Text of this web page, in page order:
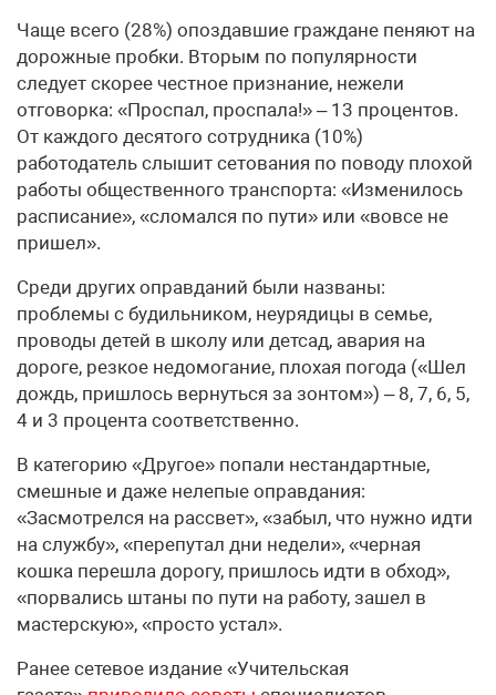
Чаще всего (28%) опоздавшие граждане пеняют на
дорожные пробки. Вторым по популярности
следует скорее честное признание, нежели
отговорка: «Проспал, проспала!» – 13 процентов.
От каждого десятого сотрудника (10%)
работодатель слышит сетования по поводу плохой
работы общественного транспорта: «Изменилось
расписание», «сломался по пути» или «вовсе не
пришел».
Среди других оправданий были названы:
проблемы с будильником, неурядицы в семье,
проводы детей в школу или детсад, авария на
дороге, резкое недомогание, плохая погода («Шел
дождь, пришлось вернуться за зонтом») – 8, 7, 6, 5,
4 и 3 процента соответственно.
В категорию «Другое» попали нестандартные,
смешные и даже нелепые оправдания:
«Засмотрелся на рассвет», «забыл, что нужно идти
на службу», «перепутал дни недели», «черная
кошка перешла дорогу, пришлось идти в обход»,
«порвались штаны по пути на работу, зашел в
мастерскую», «просто устал».
Ранее сетевое издание «Учительская